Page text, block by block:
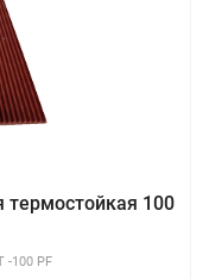
термостойкая 100
-100 PF